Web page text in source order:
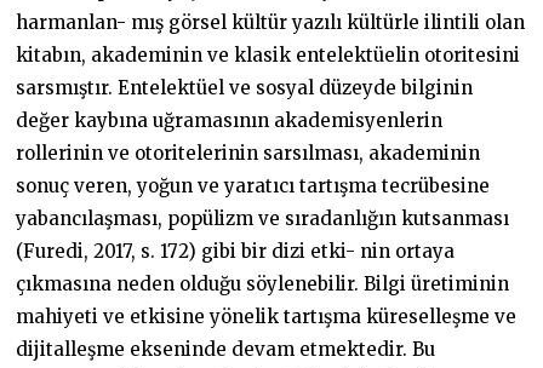
harmanlan- mış görsel kültür yazılı kültürle ilintili olan
kitabın, akademinin ve klasik entelektüelin otoritesini
sarsmıştır. Entelektüel ve sosyal düzeyde bilginin
değer kaybına uğramasının akademisyenlerin
rollerinin ve otoritelerinin sarsılması, akademinin
sonuç veren, yoğun ve yaratıcı tartışma tecrübesine
yabancılaşması, popülizm ve sıradanlığın kutsanması
(Furedi, 2017, s. 172) gibi bir dizi etki- nin ortaya
çıkmasına neden olduğu söylenebilir. Bilgi üretiminin
mahiyeti ve etkisine yönelik tartışma küreselleşme ve
dijitalleşme ekseninde devam etmektedir. Bu